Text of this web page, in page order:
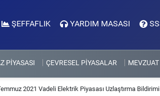
ŞEFFAFLIK YARDIM MASASI
PİYASASI ÇEVRESEL PİYASALAR MEVZUAT
2021 Vadeli Elektrik Piyasası Uzlaştırma Bildirimi